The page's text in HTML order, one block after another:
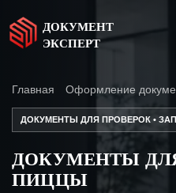
ДОКУМЕНТ
ЭКСПЕРТ
Главная Оформление
ДОКУМЕНТЫ ДЛЯ ПРОВЕРОК •
ДОКУМЕНТЫ
ПИЦЦЫ